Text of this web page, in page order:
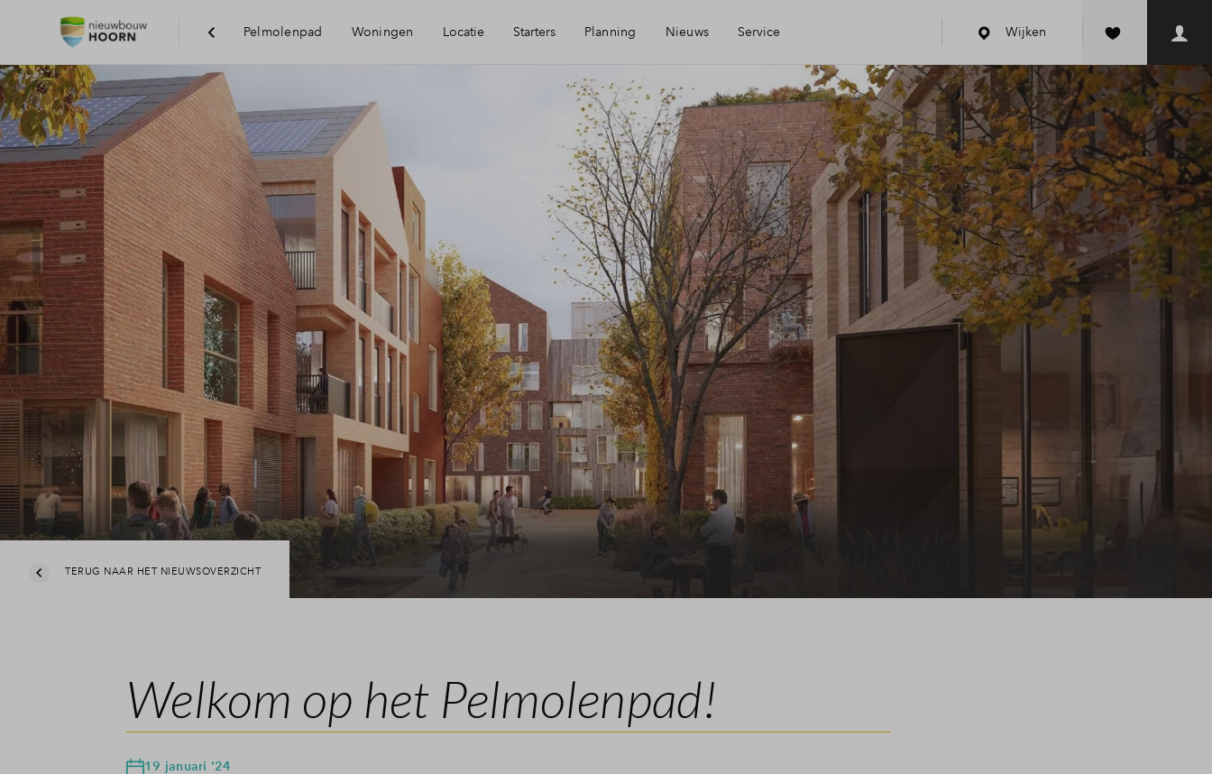
Pelmolenpad Woningen Locatie
Voorzieningen
Duurzaamheid
Hoorn
Starters
Zelfbewoningsplicht
Kopen met je ouders?
Planning Nieuws Service
Mijn Eigen Huis
Financiele check
Financiering
Toewijzing
Woning kopen
Leeswijzer
Verkoopprocedure Pelmolenpad
Wijken
TERUG NAAR HET NIEUWSOVERZICHT
Welkom op het Pelmolenpad!
19 januari '24